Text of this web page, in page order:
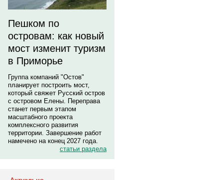
Пешком по
островам: как новый
мост изменит туризм
в Приморье
Группа компаний "Остов"
планирует построить мост,
который свяжет Русский остров
с островом Елены. Переправа
станет первым этапом
масштабного проекта
комплексного развития
территории. Завершение работ
намечено на конец 2027 года.
статьи раздела